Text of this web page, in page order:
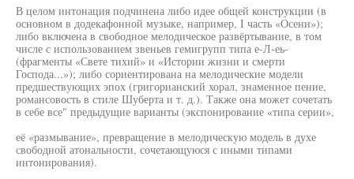
В целом интонация подчинена либо идее общей конструкции (в
основном в додекафонной музыке, например, I часть «Осени»);
либо включена в свободное мелодическое развёртывание, в том
числе с использованием звеньев гемигрупп типа е-Л-еь-
(фрагменты «Свете тихий» и «Истории жизни и смерти
Господа...»); либо сориентирована на мелодические модели
предшествующих эпох (григорианский хорал, знаменное пение,
романсовость в стиле Шуберта и т. д.). Также она может сочетать
в себе все" предыдущие варианты (экспонирование «типа серии»,
её «размывание», превращение в мелодическую модель в духе
свободной атональности, сочетающуюся с иными типами
интонирования).